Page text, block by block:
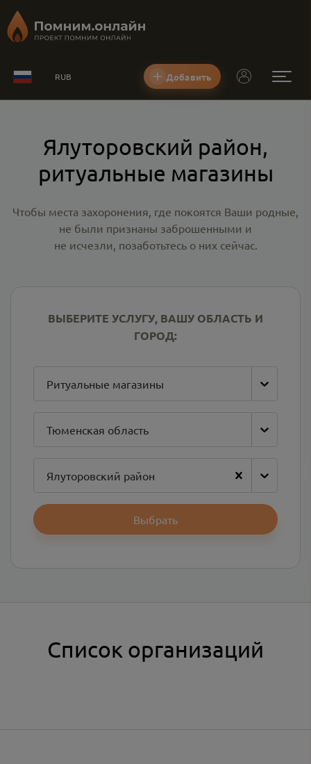
RUB Добавить
Ялуторовский район,
ритуальные магазины
Чтобы места захоронения, где покоятся Ваши родные,
не были признаны заброшенными и
не исчезли, позаботьтесь о них сейчас.
ВЫБЕРИТЕ УСЛУГУ, ВАШУ ОБЛАСТЬ И
ГОРОД:
Ритуальные магазины
Тюменская область
Ялуторовский район
Выбрать
Список организаций